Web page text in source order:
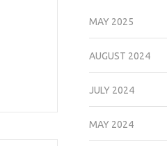
MAY 2025
AUGUST 2024
JULY 2024
MAY 2024